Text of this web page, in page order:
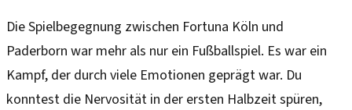
Die Spielbegegnung zwischen Fortuna Köln und
Paderborn war mehr als nur ein Fußballspiel. Es war ein
Kampf, der durch viele Emotionen geprägt war. Du
konntest die Nervosität in der ersten Halbzeit spüren,